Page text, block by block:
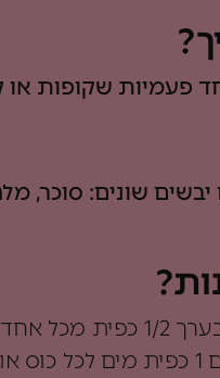
פעמיות שקופות או
יבשים שונים: סוכר,
או קערית (כל חומר בנפרד).
מוסיפים 1 כפית מים